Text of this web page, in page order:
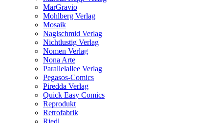
MarGravio
Mohlberg Verlag
Mosaik
Naglschmid Verlag
Nichtlustig Verlag
Nomen Verlag
Nona Arte
Parallelallee Verlag
Pegasos-Comics
Piredda Verlag
Quick Easy Comics
Reprodukt
Retrofabrik
Riedl